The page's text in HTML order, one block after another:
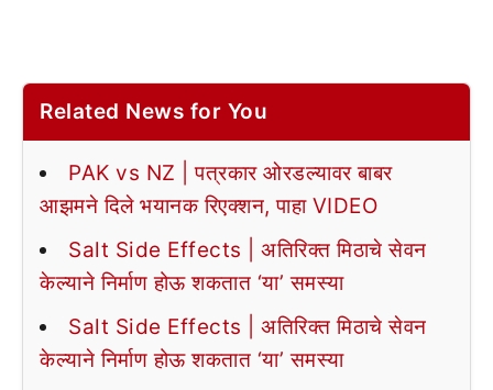
Related News for You
PAK vs NZ | पत्रकार ओरडल्यावर बाबर
आझमने दिले भयानक रिएक्शन, पाहा VIDEO
Salt Side Effects | अतिरिक्त मिठाचे सेवन
केल्याने निर्माण होऊ शकतात ‘या’ समस्या
Salt Side Effects | अतिरिक्त मिठाचे सेवन
केल्याने निर्माण होऊ शकतात ‘या’ समस्या